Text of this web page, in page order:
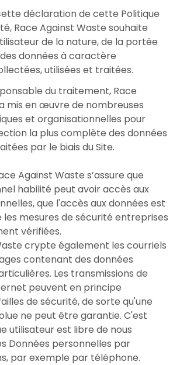
déclaration de cette Politique
Race Against Waste souhaite
de la nature, de la portée
données à caractère
utilisées et traitées.
du traitement, Race
mis en œuvre de nombreuses
et organisationnelles pour
la plus complète des données
par le biais du Site.
Against Waste s’assure que
habilité peut avoir accès aux
que l'accès aux données est
mesures de sécurité entreprises
vérifiées.
crypte également les courriels
contenant des données
Les transmissions de
peuvent en principe
de sécurité, de sorte qu'une
ne peut être garantie. C'est
utilisateur est libre de nous
Données personnelles par
par exemple par téléphone.